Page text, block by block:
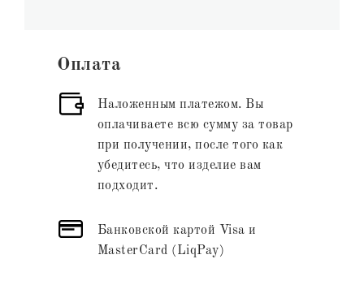
Оплата
Наложенным платежом. Вы
оплачиваете всю сумму за товар
при получении, после того как
убедитесь, что изделие вам
подходит.
Банковской картой Visa и
MasterCard (LiqPay)